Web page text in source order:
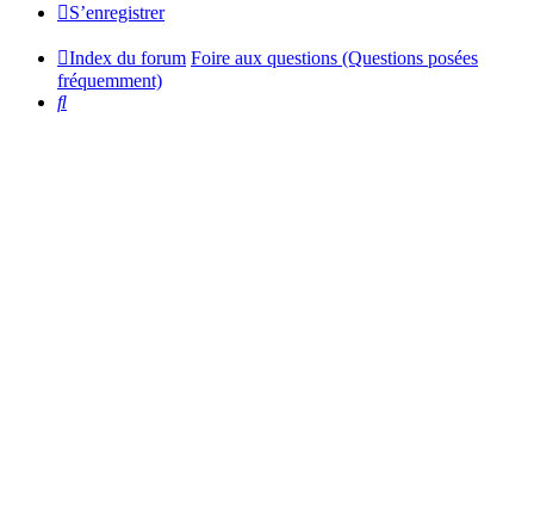
S’enregistrer
Index du forum Foire aux questions (Questions posées
fréquemment)
Rechercher